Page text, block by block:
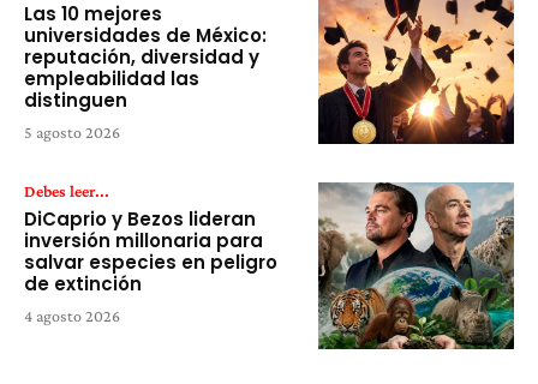
Las 10 mejores
universidades de México:
reputación, diversidad y
empleabilidad las
distinguen
5 agosto 2026
Debes leer...
DiCaprio y Bezos lideran
inversión millonaria para
salvar especies en peligro
de extinción
4 agosto 2026